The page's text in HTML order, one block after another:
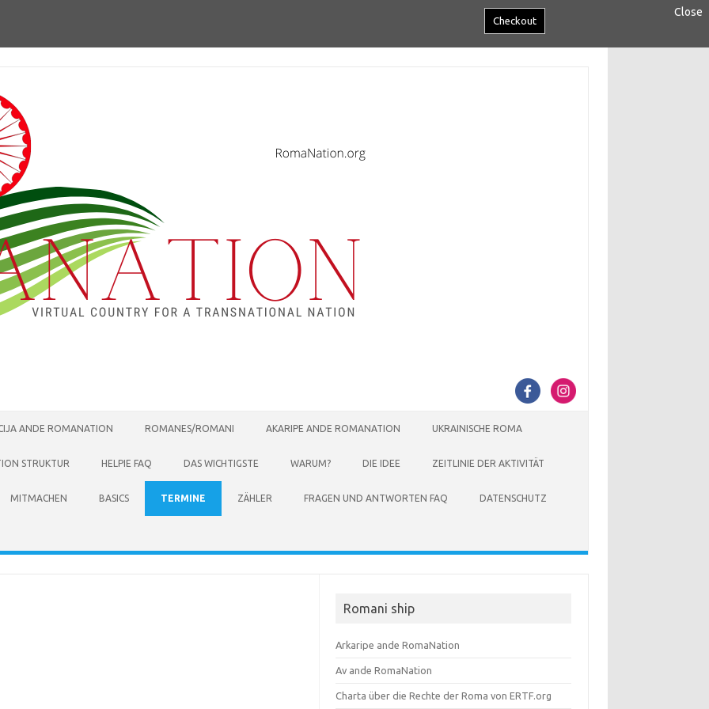
Close
ANDE ROMANATION ROMANES/ROMANI AKARIPE ANDE ROMANATION UKRAINISCHE ROMA
STRUKTUR HELPIE FAQ DAS WICHTIGSTE WARUM? DIE IDEE ZEITLINIE DER AKTIVITÄT
MITMACHEN BASICS TERMINE ZÄHLER FRAGEN UND ANTWORTEN FAQ DATENSCHUTZ
Romani ship
Arkaripe ande RomaNation
Av ande RomaNation
Charta über die Rechte der Roma von ERTF.org